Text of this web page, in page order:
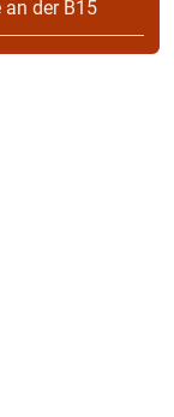
der B15